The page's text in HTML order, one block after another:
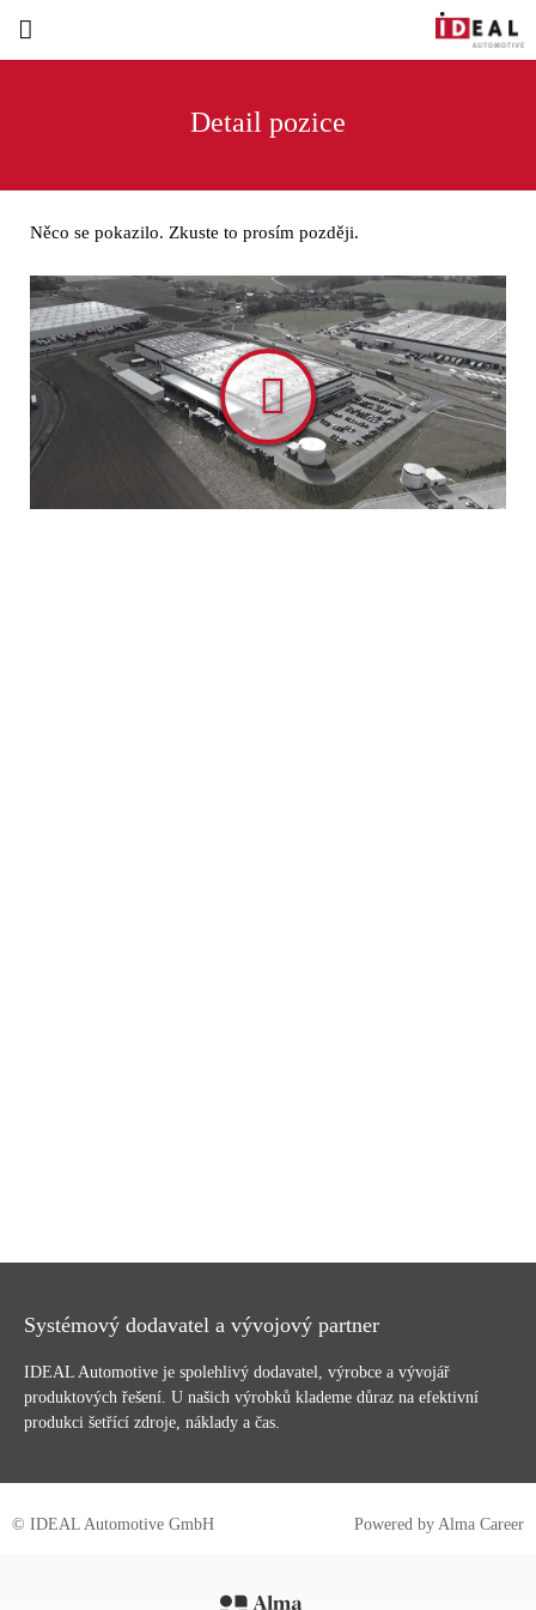
Strakonice
Kontakty
Detail pozice
Něco se pokazilo. Zkuste to prosím později.
Systémový dodavatel a vývojový partner
IDEAL Automotive je spolehlivý dodavatel, výrobce a vývojář
produktových řešení. U našich výrobků klademe důraz na efektivní
produkci šetřící zdroje, náklady a čas.
© IDEAL Automotive GmbH Powered by Alma Career